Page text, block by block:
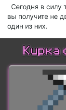
Сегодня в силу
вы получите не
один из них.